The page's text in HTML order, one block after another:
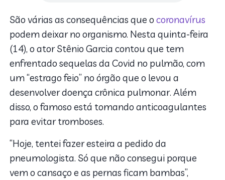
São várias as consequências que ocoronavírus
podem deixar no organismo. Nesta quinta-feira
(14), o ator Stênio Garcia contou que tem
enfrentado sequelas da Covid no pulmão, com
um “estrago feio” no órgão que o levou a
desenvolver doença crônica pulmonar. Além
disso, o famoso está tomando anticoagulantes
para evitar tromboses.
“Hoje, tentei fazer esteira a pedido da
pneumologista. Só que não consegui porque
vem o cansaço e as pernas ficam bambas”,